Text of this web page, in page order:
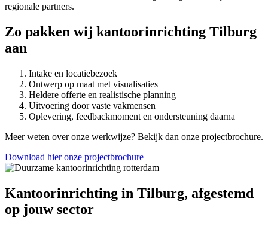
regionale partners.
Zo pakken wij kantoorinrichting Tilburg
aan
Intake en locatiebezoek
Ontwerp op maat met visualisaties
Heldere offerte en realistische planning
Uitvoering door vaste vakmensen
Oplevering, feedbackmoment en ondersteuning daarna
Meer weten over onze werkwijze? Bekijk dan onze projectbrochure.
Download hier onze projectbrochure
Kantoorinrichting in Tilburg, afgestemd
op jouw sector